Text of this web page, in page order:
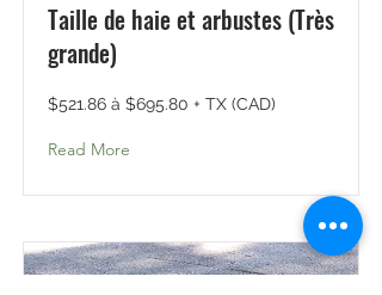
Taille de haie et arbustes (Très
grande)
$521.86 à $695.80 + TX (CAD)
Read More